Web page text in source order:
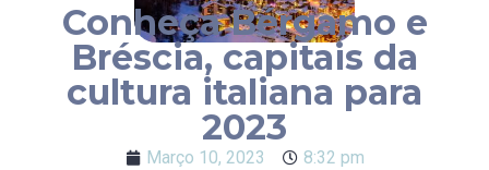
Conheça Bérgamo e
Bréscia, capitais da
cultura italiana para
2023
Março 10, 2023
8:32 pm